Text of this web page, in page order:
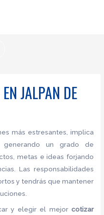
JALPAN DE
más estresantes, implica
un grado de
metas e ideas forjando
Las responsabilidades
y tendrás que mantener
y elegir el mejor cotizar